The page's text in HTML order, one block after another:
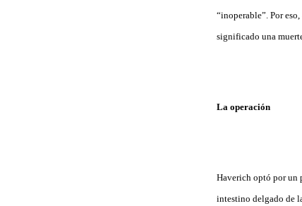
“inoperable”. Por
significado una
La operación
Haverich optó por un
intestino delgado de